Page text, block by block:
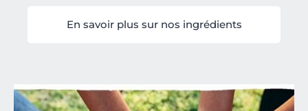
En savoir plus sur nos ingrédients